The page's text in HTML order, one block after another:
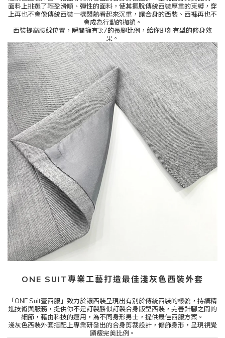
面料上挑選了輕盈滑順、彈性的面料，使其擺脫傳統西裝厚重的束縛，穿
上再也不會像傳統西裝一樣悶熱看起來沉重，讓合身的西裝、西褲再也不
會成為行動的枷鎖。
西裝提高腰線位置，瞬間擁有3:7的長腿比例，給你即刻有型的修身效
果。
ONE SUIT專業工藝打造最佳淺灰色西裝外套
「ONE Suit壹西服」致力於讓西裝呈現出有別於傳統西裝的樣貌，持續精
進技術與服務，提供你不是訂製勝似訂製合身版型西裝，完善針腳之間的
細節，藉由科技的運用，為不同身形男士，提供最佳西服方案。
淺灰色西裝外套搭配上專業研發出的合身剪裁設計，修飾身形，呈現視覺
顯瘦完美比例。